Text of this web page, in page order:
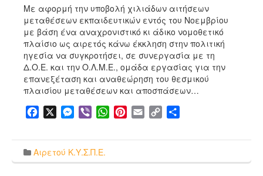
Με αφορμή την υποβολή χιλιάδων αιτήσεων
μεταθέσεων εκπαιδευτικών εντός του Νοεμβρίου
με βάση ένα αναχρονιστικό κι άδικο νομοθετικό
πλαίσιο ως αιρετός κάνω έκκληση στην πολιτική
ηγεσία να συγκροτήσει, σε συνεργασία με τη
Δ.Ο.Ε. και την Ο.Λ.Μ.Ε., ομάδα εργασίας για την
επανεξέταση και αναθεώρηση του θεσμικού
πλαισίου μεταθέσεων και αποσπάσεων…
Facebook Messenger
Viber WhatsApp
Pinterest
Email Copy
Αιρετού Κ.Υ.Σ.Π.Ε.